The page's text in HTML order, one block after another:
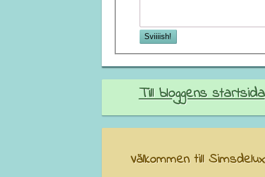
Till bloggens startsida
Välkommen till